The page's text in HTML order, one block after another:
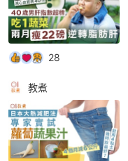
28
教煮